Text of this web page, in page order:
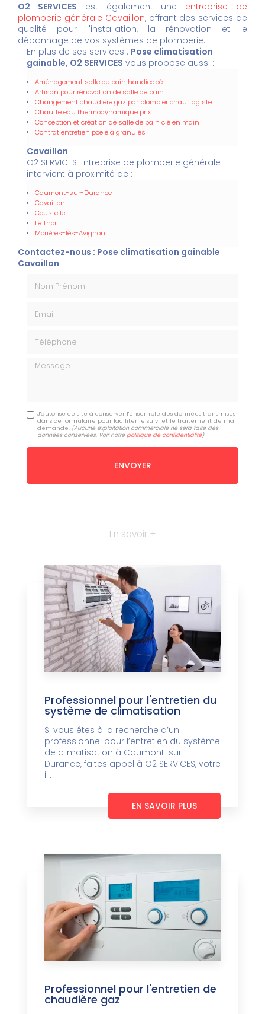
O2 SERVICES est également une entreprise de
plomberie générale Cavaillon, offrant des services de
qualité pour l'installation, la rénovation et le
dépannage de vos systèmes de plomberie.
En plus de ses services : Pose climatisation
gainable, O2 SERVICES vous propose aussi :
Aménagement salle de bain handicapé
Artisan pour rénovation de salle de bain
Changement chaudière gaz par plombier chauffagiste
Chauffe eau thermodynamique prix
Conception et création de salle de bain clé en main
Contrat entretien poêle à granulés
Cavaillon
O2 SERVICES Entreprise de plomberie générale
intervient à proximité de :
Caumont-sur-Durance
Cavaillon
Coustellet
Le Thor
Morières-lès-Avignon
Contactez-nous : Pose climatisation gainable
Cavaillon
Message
J'autorise ce site à conserver l'ensemble des données transmises
dans ce formulaire pour faciliter le suivi et le traitement de ma
demande. (Aucune exploitation commerciale ne sera faite des
données conservées. Voir notre politique de confidentialité)
En savoir +
Professionnel pour l'entretien du
système de climatisation
Si vous êtes à la recherche d’un
professionnel pour l’entretien du système
de climatisation à Caumont-sur-
Durance, faites appel à O2 SERVICES, votre
i...
EN SAVOIR PLUS
Professionnel pour l'entretien de
chaudière gaz